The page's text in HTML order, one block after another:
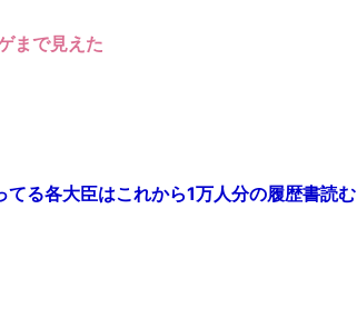
まで見えた
る各大臣はこれから1万人分の履歴書読む